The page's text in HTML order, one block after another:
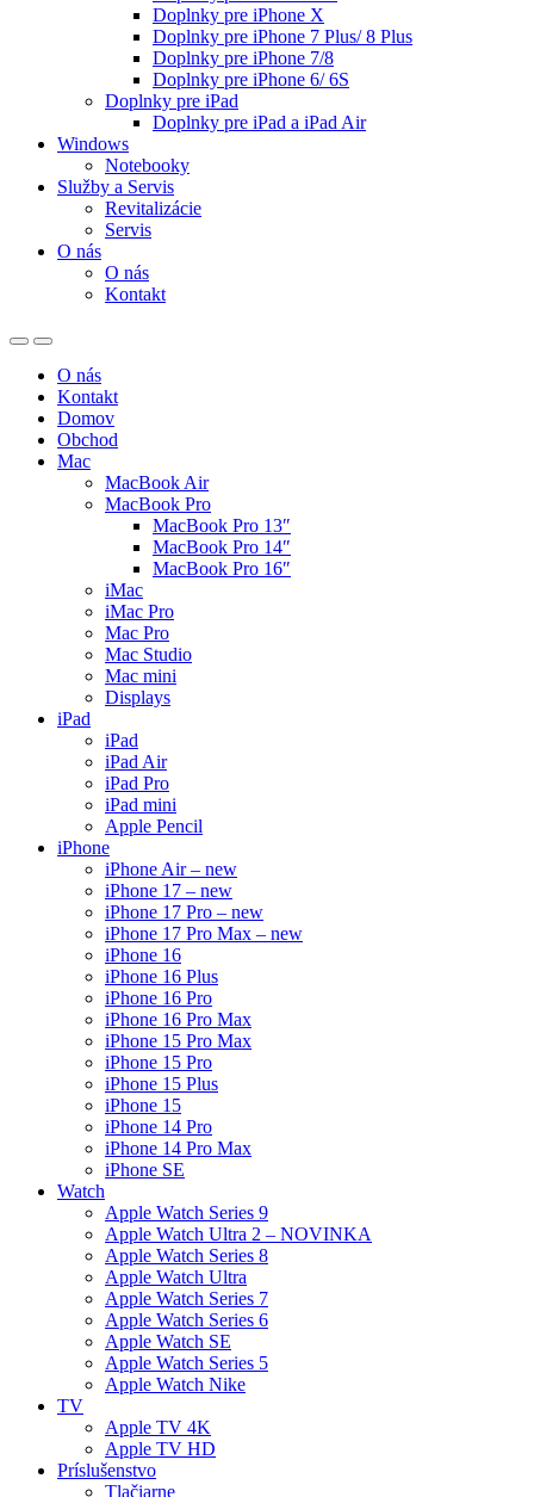
Doplnky pre iPhone X
Doplnky pre iPhone 7 Plus/ 8 Plus
Doplnky pre iPhone 7/8
Doplnky pre iPhone 6/ 6S
Doplnky pre iPad
Doplnky pre iPad a iPad Air
Windows
Notebooky
Služby a Servis
Revitalizácie
Servis
O nás
O nás
Kontakt
O nás
Kontakt
Domov
Obchod
Mac
MacBook Air
MacBook Pro
MacBook Pro 13″
MacBook Pro 14″
MacBook Pro 16″
iMac
iMac Pro
Mac Pro
Mac Studio
Mac mini
Displays
iPad
iPad
iPad Air
iPad Pro
iPad mini
Apple Pencil
iPhone
iPhone Air – new
iPhone 17 – new
iPhone 17 Pro – new
iPhone 17 Pro Max – new
iPhone 16
iPhone 16 Plus
iPhone 16 Pro
iPhone 16 Pro Max
iPhone 15 Pro Max
iPhone 15 Pro
iPhone 15 Plus
iPhone 15
iPhone 14 Pro
iPhone 14 Pro Max
iPhone SE
Watch
Apple Watch Series 9
Apple Watch Ultra 2 – NOVINKA
Apple Watch Series 8
Apple Watch Ultra
Apple Watch Series 7
Apple Watch Series 6
Apple Watch SE
Apple Watch Series 5
Apple Watch Nike
TV
Apple TV 4K
Apple TV HD
Príslušenstvo
Tlačiarne